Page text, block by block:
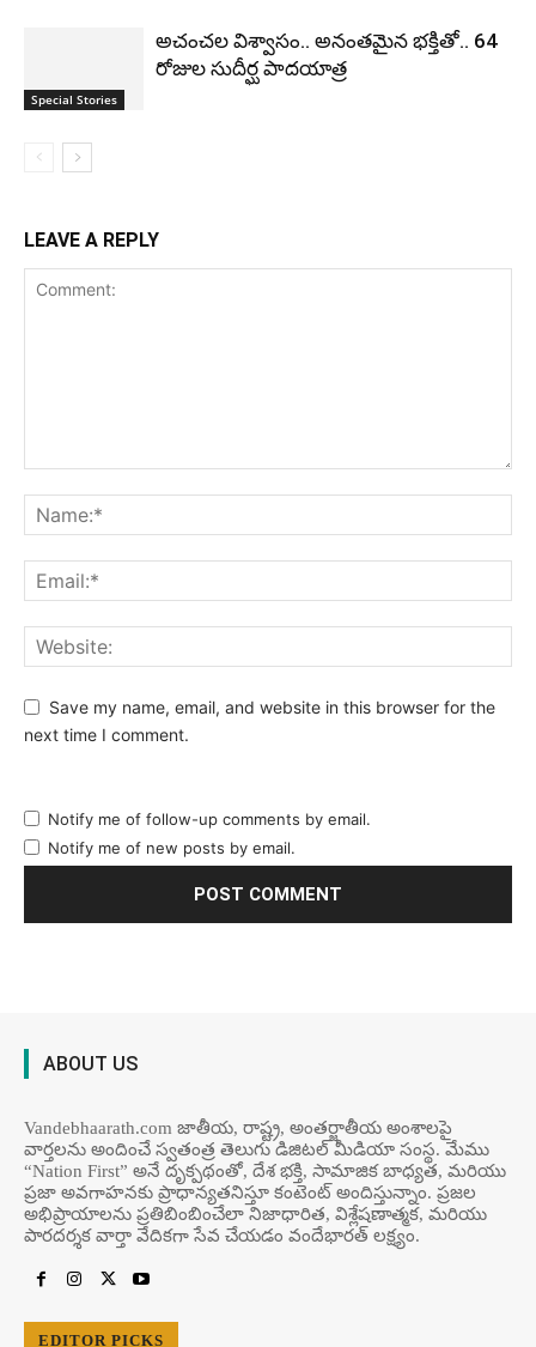
Special Stories
అచంచల విశ్వాసం.. అనంతమైన భక్తితో.. 64
రోజుల సుదీర్ఘ పాదయాత్ర
LEAVE A REPLY
Save my name, email, and website in this browser for the
next time I comment.
Notify me of follow-up comments by email.
Notify me of new posts by email.
ABOUT US
Vandebhaarath.com జాతీయ, రాష్ట్ర, అంతర్జాతీయ అంశాలపై
వార్తలను అందించే స్వతంత్ర తెలుగు డిజిటల్ మీడియా సంస్థ. మేము
“Nation First” అనే దృక్పథంతో, దేశ భక్తి, సామాజిక బాధ్యత, మరియు
ప్రజా అవగాహనకు ప్రాధాన్యతనిస్తూ కంటెంట్ అందిస్తున్నాం. ప్రజల
అభిప్రాయాలను ప్రతిబింబించేలా నిజాధారిత, విశ్లేషణాత్మక, మరియు
పారదర్శక వార్తా వేదికగా సేవ చేయడం వందేభార‌త్ ల‌క్ష్యం.
EDITOR PICKS